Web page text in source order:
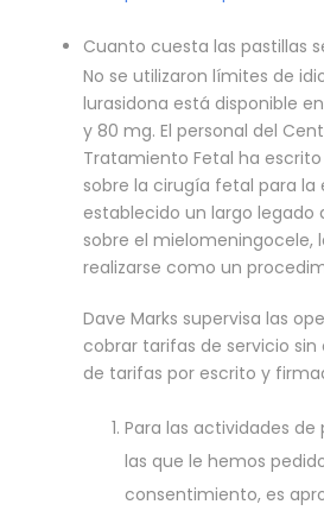
Cuanto cuesta las pastillas
No se utilizaron límites de
lurasidona está disponible
y 80 mg. El personal del
Tratamiento Fetal ha
sobre la cirugía fetal para la
establecido un largo legado
sobre el mielomeningocele,
realizarse como un
Dave Marks supervisa las
cobrar tarifas de servicio
de tarifas por escrito y
Para las actividades
las que le hemos
consentimiento, es